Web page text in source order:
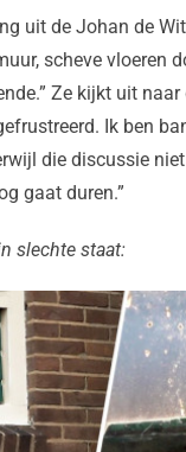
uit de Johan de
scheve vloeren
Ze kijkt uit
Ik ben
die discussie
gaat duren.”
slechte staat: